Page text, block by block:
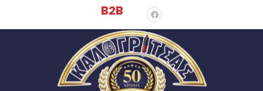
B2B